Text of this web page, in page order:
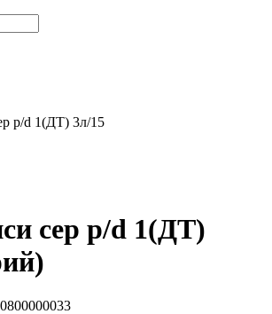
p/d 1(ДТ) 3л/15
сер p/d 1(ДТ)